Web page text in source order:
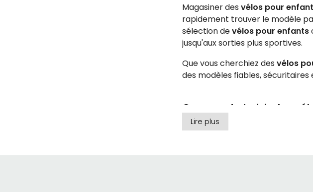
Magasiner des vélos pour
rapidement trouver le modèle
sélection devélos pour enfants
jusqu'aux sorties plus sportives.
Que vous cherchiez des vélos
des modèles fiables,
Comment choisir des
Choisir desvélos pour enfants
Lire plus